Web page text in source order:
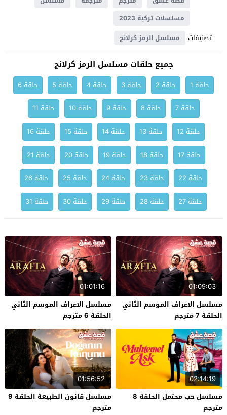
مسلسلات تركية 2023
تصنيفات مسلسل الرمز كرلانج
جميع حلقات مسلسل الرمز كرلانج
حلقة 1 حلقة 2 حلقة 3 حلقة 4 حلقة 5
حلقة 6
حلقة 7
حلقة 8 حلقة 9 حلقة 10
حلقة 11
حلقة 12
حلقة 13 حلقة 14 حلقة 15
حلقة 16
حلقة 17
حلقة 18 حلقة 19 حلقة 20
حلقة 21
حلقة 22
حلقة 23 حلقة 24 حلقة 25
حلقة 26
حلقة 27
حلقة 28 حلقة 29 حلقة 30 حلقة 31
01:09:03
مسلسل الاعراف الموسم الثاني
الحلقة 7 مترجم
01:01:16
مسلسل الاعراف الموسم الثاني
الحلقة 6 مترجم
02:14:19
مسلسل حب محتمل الحلقة 8
مترجم
01:56:52
مسلسل قانون الطبيعة الحلقة 9
مترجم